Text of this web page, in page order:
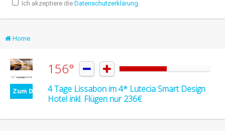
Ich akzeptiere die Datenschutzerklärung.
Home
Zum Deal
156°  
4 Tage Lissabon im 4* Lutecia Smart Design
Hotel inkl. Flügen nur 236€